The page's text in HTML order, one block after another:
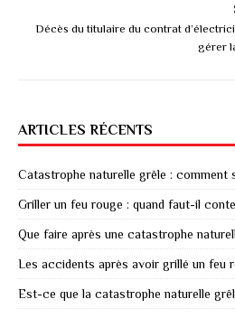
Décès du titulaire du contrat
gérer
ARTICLES RÉCENTS
Catastrophe naturelle grêle :
Griller un feu rouge : quand faut-il
Que faire après une catastrophe
Les accidents après avoir grillé un feu
Est-ce que la catastrophe naturelle